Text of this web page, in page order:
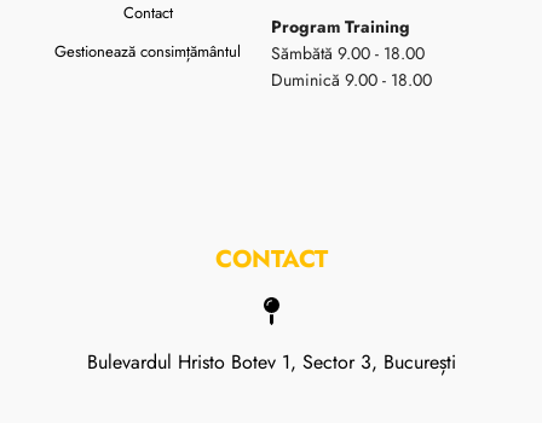
Contact
Gestionează consimțământul
Program Training
Sămbătă 9.00 - 18.00
Duminică 9.00 - 18.00
CONTACT
Bulevardul Hristo Botev 1, Sector 3, București